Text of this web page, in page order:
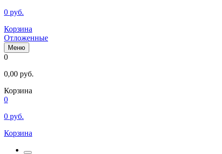
0 руб.
Корзина
Отложенные
Меню
0
0,00 руб.
Корзина
0
0 руб.
Корзина